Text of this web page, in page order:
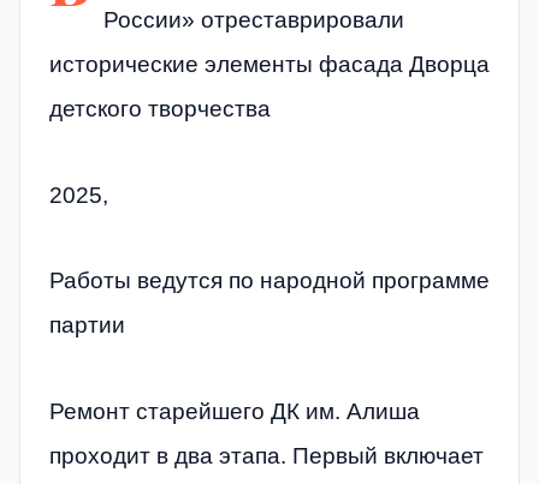
России» отреставрировали
исторические элементы фасада Дворца
детского творчества
2025,
Работы ведутся по народной программе
партии
Ремонт старейшего ДК им. Алиша
проходит в два этапа. Первый включает